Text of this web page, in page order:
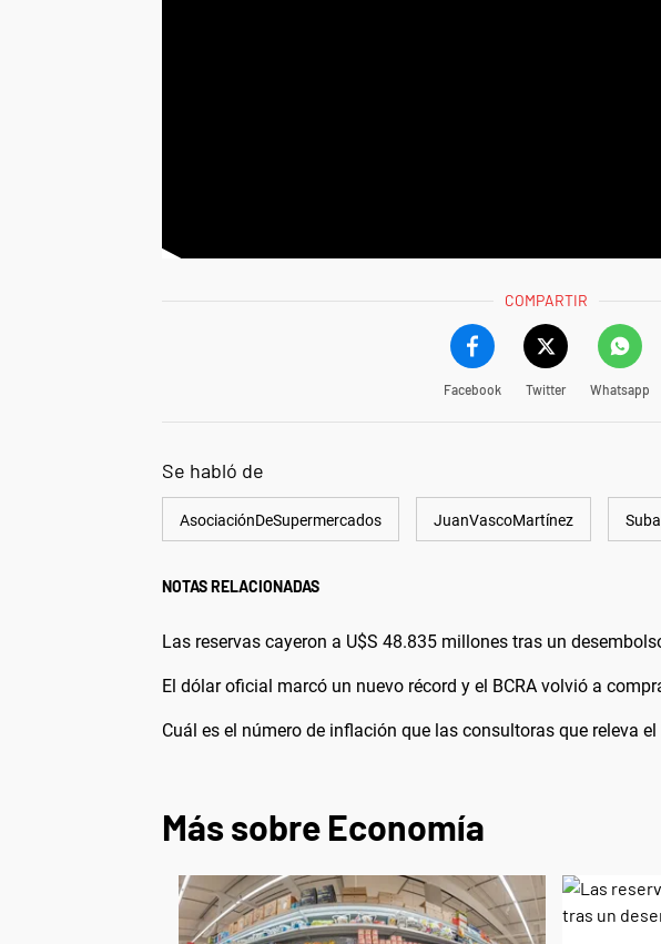
COMPARTIR
Facebook Twitter Whatsapp
Se habló de
AsociaciónDeSupermercados JuanVascoMartínez
NOTAS RELACIONADAS
Las reservas cayeron a U$S 48.835 millones tras un
El dólar oficial marcó un nuevo récord y el BCRA volvió a
Cuál es el número de inflación que las consultoras que releva
Más sobre Economía